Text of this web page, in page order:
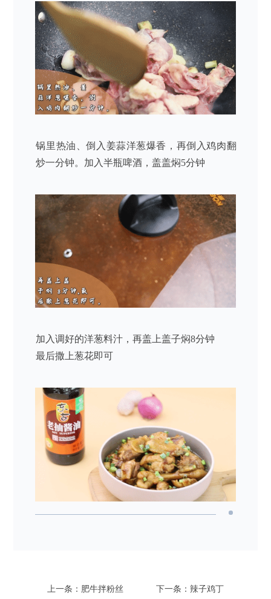
锅里热油、倒入姜蒜洋葱爆香，再倒入鸡肉翻
炒一分钟。加入半瓶啤酒，盖盖焖5分钟
加入调好的洋葱料汁，再盖上盖子焖8分钟
最后撒上葱花即可
上一条：肥牛拌粉丝 下一条：辣子鸡丁